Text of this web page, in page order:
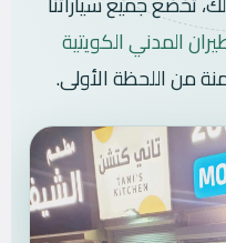
المدني الكويتية
من اللحظة الأولى.